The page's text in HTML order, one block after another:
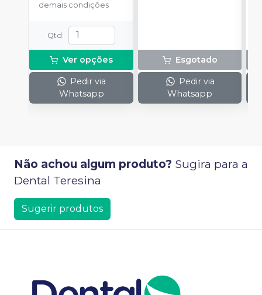
demais condições
Qtd :
Ver opções
Pedir via
Whatsapp
Esgotado
Pedir via
Whatsapp
Não achou algum produto? Sugira para a
Dental Teresina
Sugerir produtos